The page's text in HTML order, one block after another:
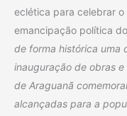
eclética para celebrar
emancipação política
de forma histórica uma
inauguração de obras
de Araguanã
alcançadas para a